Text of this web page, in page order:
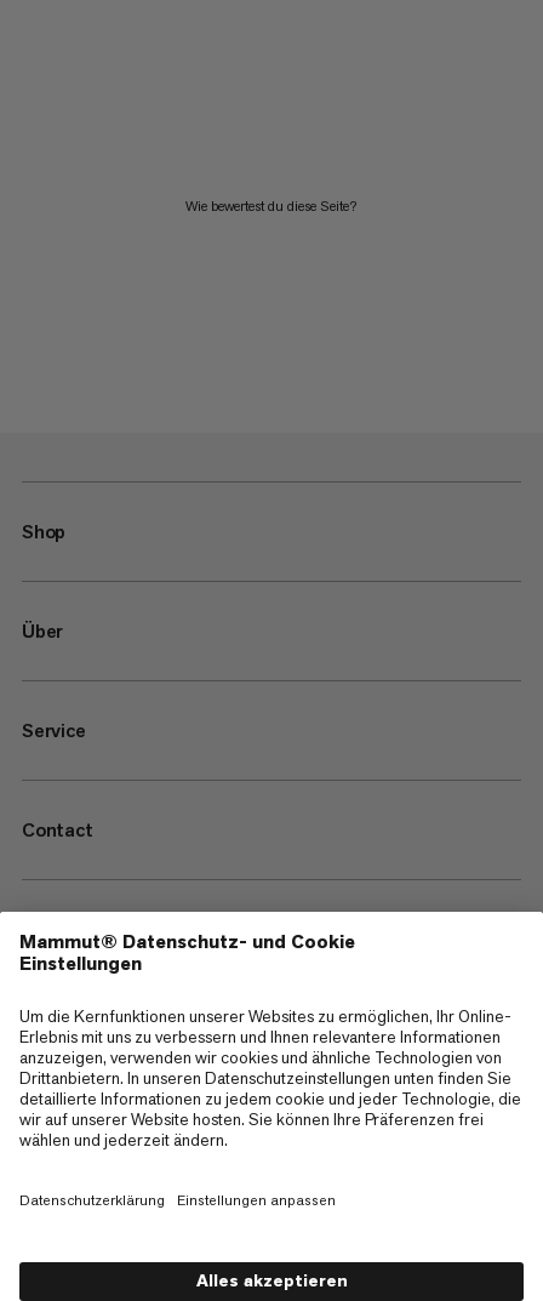
Wie bewertest du diese Seite?
Shop
Über
Service
Contact
—
Sitemap
Cookies
Impressum